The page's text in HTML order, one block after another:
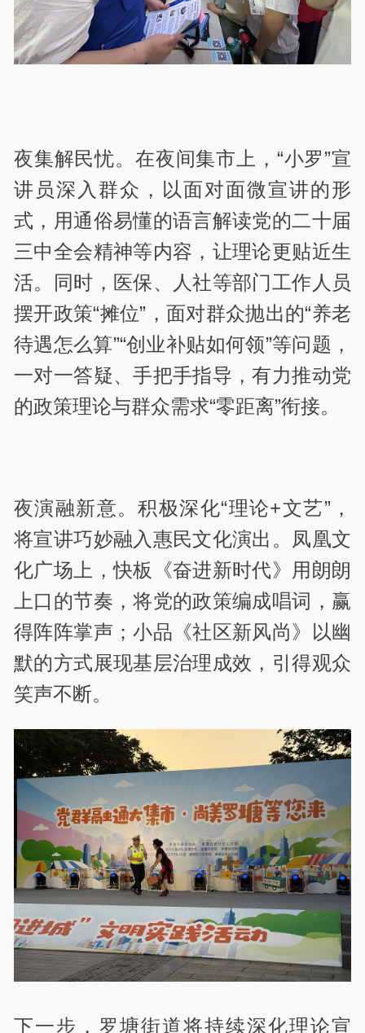
夜集解民忧。在夜间集市上，“小罗”宣
讲员深入群众，以面对面微宣讲的形
式，用通俗易懂的语言解读党的二十届
三中全会精神等内容，让理论更贴近生
活。同时，医保、人社等部门工作人员
摆开政策“摊位”，面对群众抛出的“养老
待遇怎么算”“创业补贴如何领”等问题，
一对一答疑、手把手指导，有力推动党
的政策理论与群众需求“零距离”衔接。
夜演融新意。积极深化“理论+文艺”，
将宣讲巧妙融入惠民文化演出。凤凰文
化广场上，快板《奋进新时代》用朗朗
上口的节奏，将党的政策编成唱词，赢
得阵阵掌声；小品《社区新风尚》以幽
默的方式展现基层治理成效，引得观众
笑声不断。
下一步，罗塘街道将持续深化理论宣